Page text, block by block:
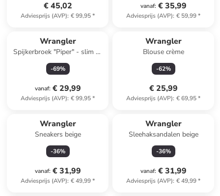
€ 45,02
Adviesprijs (AVP): € 99,95*
vanaf: € 35,99
Adviesprijs (AVP): € 59,99*
Wrangler
Spijkerbroek "Piper" - slim fit
- zwart
-69%
vanaf: € 29,99
Adviesprijs (AVP): € 99,95*
Wrangler
Blouse crème
-62%
€ 25,99
Adviesprijs (AVP): € 69,95*
Wrangler
Sneakers beige
-36%
vanaf: € 31,99
Adviesprijs (AVP): € 49,99*
Wrangler
Sleehaksandalen beige
-36%
vanaf: € 31,99
Adviesprijs (AVP): € 49,99*